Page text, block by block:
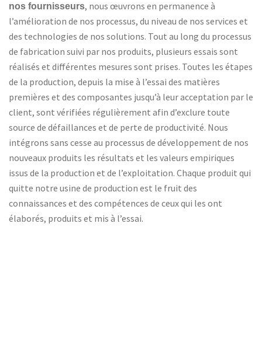
nos fournisseurs, nous œuvrons en permanence à
l’amélioration de nos processus, du niveau de nos services et
des technologies de nos solutions. Tout au long du processus
de fabrication suivi par nos produits, plusieurs essais sont
réalisés et différentes mesures sont prises. Toutes les étapes
de la production, depuis la mise à l’essai des matières
premières et des composantes jusqu’à leur acceptation par le
client, sont vérifiées régulièrement afin d’exclure toute
source de défaillances et de perte de productivité. Nous
intégrons sans cesse au processus de développement de nos
nouveaux produits les résultats et les valeurs empiriques
issus de la production et de l’exploitation. Chaque produit qui
quitte notre usine de production est le fruit des
connaissances et des compétences de ceux qui les ont
élaborés, produits et mis à l’essai.